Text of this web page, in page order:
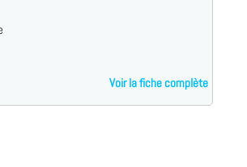
Voir la fiche complète